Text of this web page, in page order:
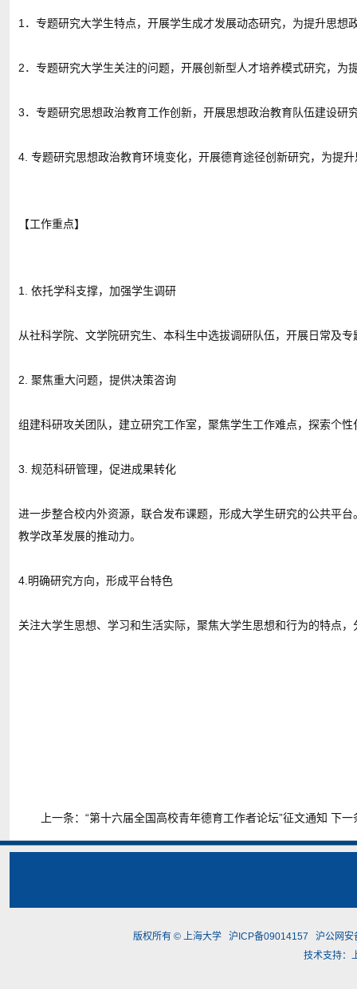
1．专题研究大学生特点，开展学生成才发展动态研究，为提升思想
2．专题研究大学生关注的问题，开展创新型人才培养模式研究，为
3．专题研究思想政治教育工作创新，开展思想政治教育队伍建设研
4. 专题研究思想政治教育环境变化，开展德育途径创新研究，为提
【工作重点】
1. 依托学科支撑，加强学生调研
从社科学院、文学院研究生、本科生中选拔调研队伍，开展日常及
2. 聚焦重大问题，提供决策咨询
组建科研攻关团队，建立研究工作室，聚焦学生工作难点，探索个
3. 规范科研管理，促进成果转化
进一步整合校内外资源，联合发布课题，形成大学生研究的公共平
教学改革发展的推动力。
4.明确研究方向，形成平台特色
关注大学生思想、学习和生活实际，聚焦大学生思想和行为的特点
上一条：“第十六届全国高校青年德育工作者论坛”征文通知 下一
版权所有 © 上海大学 沪ICP备09014157
沪公网
技术支持：